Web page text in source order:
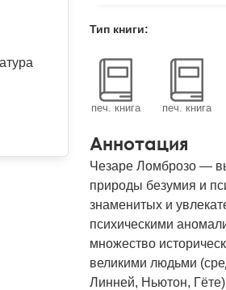
Кол-во стр
Год
Тип книги:
печ. книга печ. книга
Аннотация
Чезаре Ломброзо —
природы безумия и
знаменитых и
психическими
множество
великими людьми
Линней, Ньютон,